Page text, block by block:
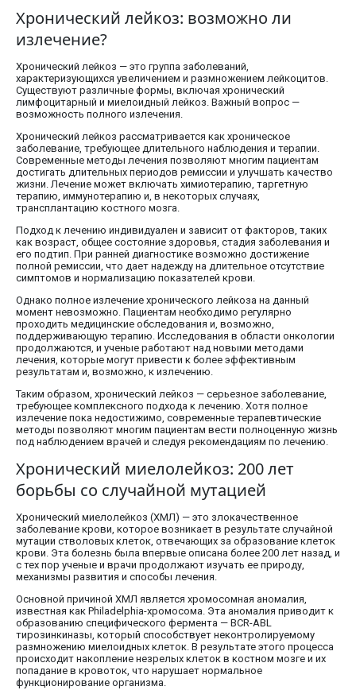
Хронический лейкоз: возможно ли
излечение?
Хронический лейкоз — это группа заболеваний,
характеризующихся увеличением и размножением лейкоцитов.
Существуют различные формы, включая хронический
лимфоцитарный и миелоидный лейкоз. Важный вопрос —
возможность полного излечения.
Хронический лейкоз рассматривается как хроническое
заболевание, требующее длительного наблюдения и терапии.
Современные методы лечения позволяют многим пациентам
достигать длительных периодов ремиссии и улучшать качество
жизни. Лечение может включать химиотерапию, таргетную
терапию, иммунотерапию и, в некоторых случаях,
трансплантацию костного мозга.
Подход к лечению индивидуален и зависит от факторов, таких
как возраст, общее состояние здоровья, стадия заболевания и
его подтип. При ранней диагностике возможно достижение
полной ремиссии, что дает надежду на длительное отсутствие
симптомов и нормализацию показателей крови.
Однако полное излечение хронического лейкоза на данный
момент невозможно. Пациентам необходимо регулярно
проходить медицинские обследования и, возможно,
поддерживающую терапию. Исследования в области онкологии
продолжаются, и ученые работают над новыми методами
лечения, которые могут привести к более эффективным
результатам и, возможно, к излечению.
Таким образом, хронический лейкоз — серьезное заболевание,
требующее комплексного подхода к лечению. Хотя полное
излечение пока недостижимо, современные терапевтические
методы позволяют многим пациентам вести полноценную жизнь
под наблюдением врачей и следуя рекомендациям по лечению.
Хронический миелолейкоз: 200 лет
борьбы со случайной мутацией
Хронический миелолейкоз (ХМЛ) — это злокачественное
заболевание крови, которое возникает в результате случайной
мутации стволовых клеток, отвечающих за образование клеток
крови. Эта болезнь была впервые описана более 200 лет назад, и
с тех пор ученые и врачи продолжают изучать ее природу,
механизмы развития и способы лечения.
Основной причиной ХМЛ является хромосомная аномалия,
известная как Philadelphia-хромосома. Эта аномалия приводит к
образованию специфического фермента — BCR-ABL
тирозинкиназы, который способствует неконтролируемому
размножению миелоидных клеток. В результате этого процесса
происходит накопление незрелых клеток в костном мозге и их
попадание в кровоток, что нарушает нормальное
функционирование организма.